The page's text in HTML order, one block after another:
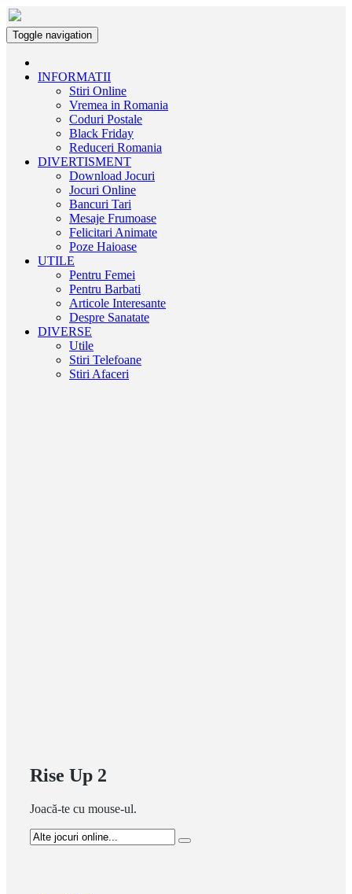
Toggle navigation
INFORMATII
Stiri Online
Vremea in Romania
Coduri Postale
Black Friday
Reduceri Romania
DIVERTISMENT
Download Jocuri
Jocuri Online
Bancuri Tari
Mesaje Frumoase
Felicitari Animate
Poze Haioase
UTILE
Pentru Femei
Pentru Barbati
Articole Interesante
Despre Sanatate
DIVERSE
Utile
Stiri Telefoane
Stiri Afaceri
Rise Up 2
Joacă-te cu mouse-ul.